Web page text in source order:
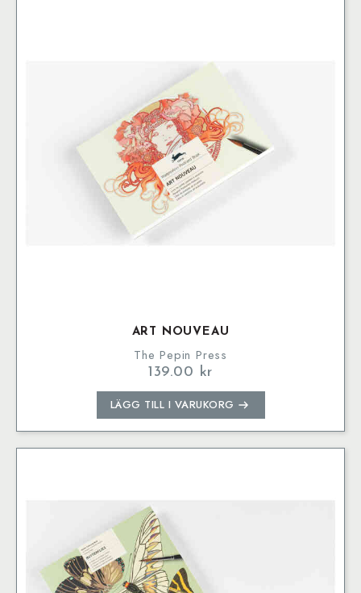
ART NOUVEAU
The Pepin Press
139.00 kr
LÄGG TILL I VARUKORG